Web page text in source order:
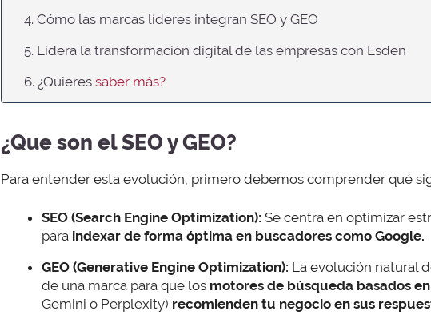
4. Cómo las marcas líderes integran SEO y GEO
5. Lidera la transformación digital de las empresas con Esden
6. ¿Quieres saber más?
¿Que son el SEO y GEO?
Para entender esta evolución, primero debemos comprender qué
SEO (Search Engine Optimization): Se centra en optimizar
para indexar de forma óptima en buscadores como Google.
GEO (Generative Engine Optimization): La evolución natural
de una marca para que los motores de búsqueda basados
Gemini o Perplexity) recomienden tu negocio en sus